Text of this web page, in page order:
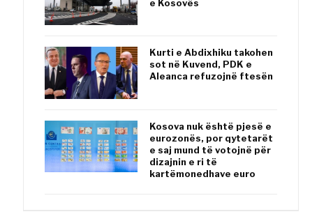
e Kosovës
Kurti e Abdixhiku takohen
sot në Kuvend, PDK e
Aleanca refuzojnë ftesën
Kosova nuk është pjesë e
eurozonës, por qytetarët
e saj mund të votojnë për
dizajnin e ri të
kartëmonedhave euro